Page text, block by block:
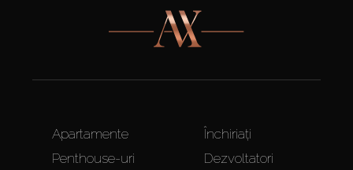
Apartamente
Penthouse-uri
Închiriați
Dezvoltatori